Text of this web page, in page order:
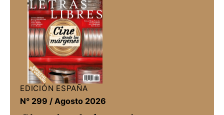
EDICIÓN ESPAÑA
N° 299 / Agosto 2026